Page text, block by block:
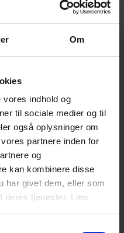
Om
indhold og
til sociale medier og til
også oplysninger om
partnere inden for
og
kan kombinere disse
har givet dem, eller som
deres tjenester. Læs
P3